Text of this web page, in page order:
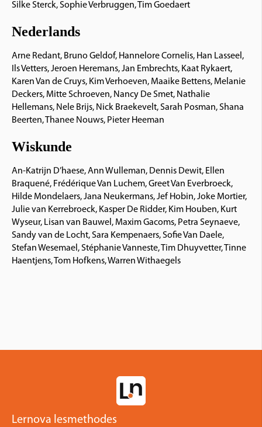
Silke Sterck, Sophie Verbruggen, Tim Goedaert
Nederlands
Arne Redant, Bruno Geldof, Hannelore Cornelis, Han Lasseel,
Ils Vetters, Jeroen Heremans, Jan Embrechts, Kaat Rykaert,
Karen Van de Cruys, Kim Verhoeven, Maaike Bettens, Melanie
Deckers, Mitte Schroeven, Nancy De Smet, Nathalie
Hellemans, Nele Brijs, Nick Braekevelt, Sarah Posman, Shana
Beerten, Thanee Nouws, Pieter Heeman
Wiskunde
An-Katrijn D’haese, Ann Wulleman, Dennis Dewit, Ellen
Braquené, Frédérique Van Luchem, Greet Van Everbroeck,
Hilde Mondelaers, Jana Neukermans, Jef Hobin, Joke Mortier,
Julie van Kerrebroeck, Kasper De Ridder, Kim Houben, Kurt
Wyseur, Lisan van Bauwel, Maxim Gacoms, Petra Seynaeve,
Sandy van de Locht, Sara Kempenaers, Sofie Van Daele,
Stefan Wesemael, Stéphanie Vanneste, Tim Dhuyvetter, Tinne
Haentjens, Tom Hofkens, Warren Withaegels
Lernova lesmethodes